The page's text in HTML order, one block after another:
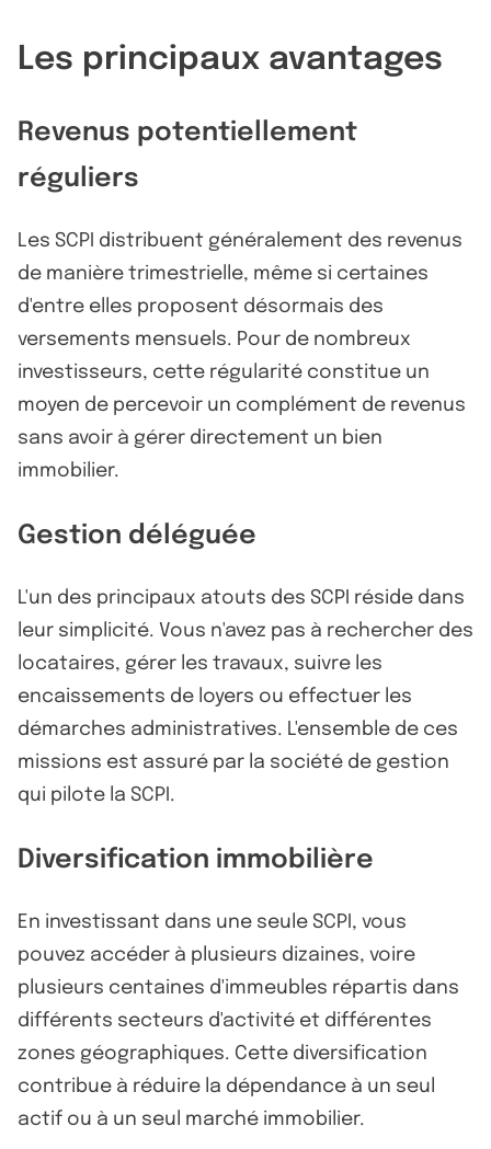
Les principaux avantages
Revenus potentiellement
réguliers
Les SCPI distribuent généralement des revenus
de manière trimestrielle, même si certaines
d'entre elles proposent désormais des
versements mensuels. Pour de nombreux
investisseurs, cette régularité constitue un
moyen de percevoir un complément de revenus
sans avoir à gérer directement un bien
immobilier.
Gestion déléguée
L'un des principaux atouts des SCPI réside dans
leur simplicité. Vous n'avez pas à rechercher des
locataires, gérer les travaux, suivre les
encaissements de loyers ou effectuer les
démarches administratives. L'ensemble de ces
missions est assuré par la société de gestion
qui pilote la SCPI.
Diversification immobilière
En investissant dans une seule SCPI, vous
pouvez accéder à plusieurs dizaines, voire
plusieurs centaines d'immeubles répartis dans
différents secteurs d'activité et différentes
zones géographiques. Cette diversification
contribue à réduire la dépendance à un seul
actif ou à un seul marché immobilier.